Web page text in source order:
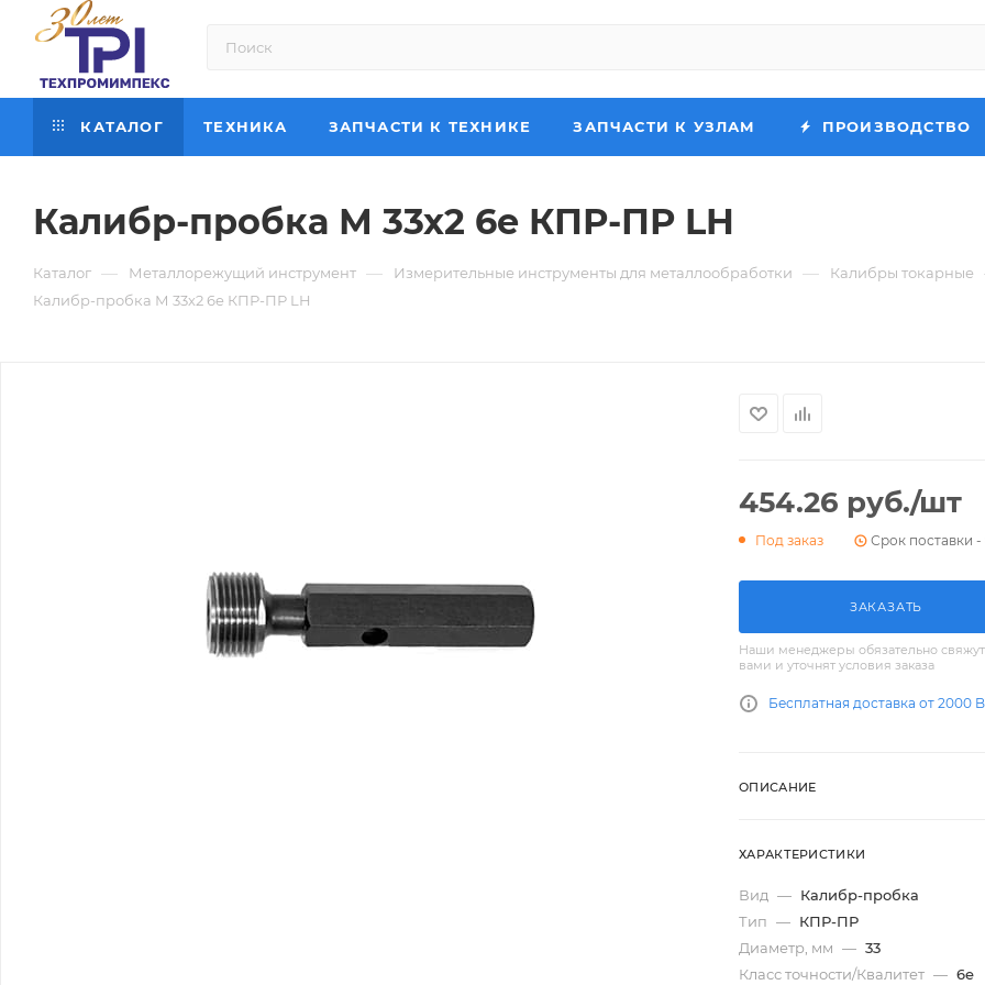
КАТАЛОГ ТЕХНИКА ЗАПЧАСТИ К ТЕХНИКЕ ЗАПЧАСТИ К УЗЛАМ ПРОИЗВОДСТВО
Калибр-пробка М 33х2 6e КПР-ПР LH
Каталог — Металлорежущий инструмент — Измерительные инструменты для металлообработки — Калибры токарные
Калибр-пробка М 33х2 6e КПР-ПР LH
454.26 руб./шт
Под заказ Срок поставки -
ЗАКАЗАТЬ
Наши менеджеры обязательно
вами и уточнят условия заказа
Бесплатная доставка от 2000
ОПИСАНИЕ
ХАРАКТЕРИСТИКИ
Вид — Калибр-пробка
Тип — КПР-ПР
Диаметр, мм — 33
Класс точности/Квалитет — 6e